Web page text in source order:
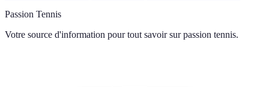
Passion Tennis
Votre source d'information pour tout savoir sur passion tennis.